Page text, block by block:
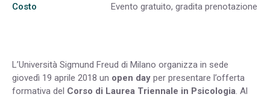
Costo Evento gratuito, gradita prenotazione
L’Università Sigmund Freud di Milano organizza in sede
giovedì 19 aprile 2018 un open day per presentare l’offerta
formativa del Corso di Laurea Triennale in Psicologia. Al